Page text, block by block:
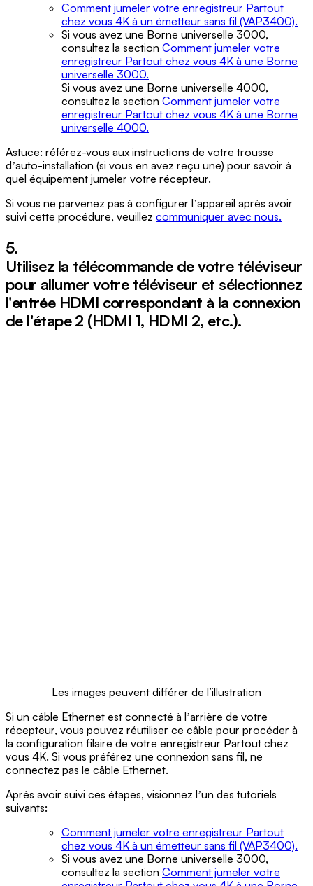
Comment jumeler votre enregistreur Partout
chez vous 4K à un émetteur sans fil (VAP3400).
Si vous avez une Borne universelle 3000,
consultez la section Comment jumeler votre
enregistreur Partout chez vous 4K à une Borne
universelle 3000.
Si vous avez une Borne universelle 4000,
consultez la section Comment jumeler votre
enregistreur Partout chez vous 4K à une Borne
universelle 4000.
Astuce: référez-vous aux instructions de votre trousse
dʼauto-installation (si vous en avez reçu une) pour savoir à
quel équipement jumeler votre récepteur.
Si vous ne parvenez pas à configurer lʼappareil après avoir
suivi cette procédure, veuillez communiquer avec nous.
5.
Utilisez la télécommande de votre téléviseur
pour allumer votre téléviseur et sélectionnez
l'entrée HDMI correspondant à la connexion
de l'étape 2 (HDMI 1, HDMI 2, etc.).
Les images peuvent différer de l’illustration
Si un câble Ethernet est connecté à lʼarrière de votre
récepteur, vous pouvez réutiliser ce câble pour procéder à
la configuration filaire de votre enregistreur Partout chez
vous 4K. Si vous préférez une connexion sans fil, ne
connectez pas le câble Ethernet.
Après avoir suivi ces étapes, visionnez lʼun des tutoriels
suivants:
Comment jumeler votre enregistreur Partout
chez vous 4K à un émetteur sans fil (VAP3400).
Si vous avez une Borne universelle 3000,
consultez la section Comment jumeler votre